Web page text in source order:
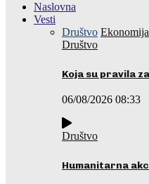
Naslovna
Vesti
Društvo Ekonomija
Društvo
Koja su pravila
06/08/2026 08:33
Društvo
Humanitarna